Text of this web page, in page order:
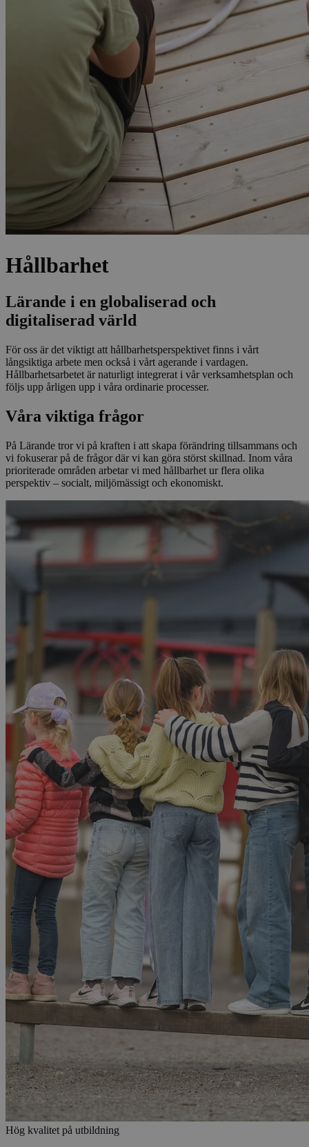
Hållbarhet
Lärande i en globaliserad och
digitaliserad värld​​​​‌ ‍ ​‍​‍‌‍ ‌ ​‍‌‍‍‌‌‍‌ ‌‍‍‌‌‍ ‍​‍​‍​ ‍‍​‍​‍‌ ​ ‌‍​‌‌‍ ‍‌‍‍‌‌ ‌​‌ ‍‌​‍ ‍‌‍‍‌‌‍ ​‍​‍​‍ ​​‍​‍‌‍‍​‌ ​‍‌‍‌‌‌‍‌‍​‍​‍​ ‍‍​‍​‍​‍ ‌ ​ ‌ ‌​‌ ‌‌‌‍‌​‌‍‍‌‌‍ ​‍ ‌‍‍‌‌‍ ‍‌ ‌​‌‍‌‌‌‍ ‍‌ ‌​​‍ ‌‍‌‌‌‍‌​‌‍‍‌‌ ‌​​‍ ‌‍ ‌‌‍ ‌‍‌​‌‍‌‌​ ‌‌ ​​‌ ​‍‌‍‌‌‌ ​ ‌‍‌‌‌‍ ‍‌ ‌​‌‍​‌‌ ‌​‌‍‍‌‌‍ ‌‍ ‍​ ‍ ‌‍‍‌‌‍‌​​ ‌​ ​‌​ ​‌​ ‌‌‌‍‌‍​ ​‌‌‍‌‌‌‍​‍​ ‌‌​‍ ‌​ ‌​​ ‌​‌‍​‌‌‍‌‍​‍ ‌​ ‌​​ ​ ​ ‌ ‌‍‌‌​‍ ‌‌‍​‍​ ​‍‌‍​‍​ ‌‍​‍ ‌‌‍‌‍‌‍​ ​ ‍‌‌‍‌​​ ​‌‌‍​‌​ ‌ ​ ‌‍​ ‍​​ ​ ‌‍​‌​ ​‌​ ‍ ‌ ‌​‌ ‍‌‌ ​​‌‍‌‌​ ‌‌‍​‌‌ ​‍‌ ‌​‌‍‍‌‌‍​ ‌‍ ​‌‍‌‌‌‌​​‌‍​‌‌‍‌ ‌‍‌‌​ ‍ ‌ ​​‌‍​‌‌ ‌​‌‍‍​​ ‌‌ ​​‌‍​‌‌‍‌ ‌‍‌‌‌​​‍‌ ‌‌‌‍‍‌‌‍ ​‌‍‌​‌‍‌‌‌ ​‍​‍‌‌​ ‌‌‌​​‍‌‌ ‌‍‍ ‌‍‌‌‌ ‍‌​‍‌‌​ ​ ‌​‌​​‍‌‌​ ​ ‌​‌​​‍‌‌​ ​‍​ ​‍​ ‌ ​ ​‌‌‍‌‌​ ‌‍​ ‌ ‌‍‌​​ ‌​​ ​‌​ ‌​​ ‌ ‌‍​ ​ ‌‍​‍‌‌​ ​‍​ ​‍​‍‌‌​ ‌‌‌​‌​​‍ ‍‌‍​ ‌‍ ‌‍ ‍‌ ‌​‌‍‌‌‌‍ ‍‌ ‌​​‍‌‌​ ‌‌‌​​‍‌‌ ‌‍‍ ‌‍‌‌‌ ‍‌​‍‌‌​ ​ ‌​‌​​‍‌‌​ ​ ‌​‌​​‍‌‌​ ​‍​ ​‍​ ‍‌​ ​‍​ ​ ​ ‌​​ ‌‍‌‍​‌​ ​‍​ ‌ ‌‍​‌‌‍​‌‌‍​‍​ ‍​​‍‌‌​ ​‍​ ​‍​‍‌‌​ ‌‌‌​‌​​‍ ‍‌‍​ ‌‍‍​‌‍‍‌‌‍ ​‌‍‌​‌ ​‍‌‍‌‌‌‍ ‍​‍‌‌​ ‌‌‌​​‍‌‌ ‌‍‍ ‌‍‌‌‌ ‍‌​‍‌‌​ ​ ‌​‌​​‍‌‌​ ​ ‌​‌​​‍‌‌​ ​‍​ ​‍‌‍‌​​ ‌‍​ ‌‌‌‍​‍‌‍​ ‌‍‌​​ ​ ​ ‍​​ ​​​ ​‍​ ​‌​ ​​​‍‌‌​ ​‍​ ​‍​‍‌‌​ ‌‌‌​‌​​‍ ‍‌ ‌​‌‍‌‌‌ ‍​‌ ‌​​ ‌‍​‍‌‍​‌‌ ​ ‌‍‌‌‌‌‌‌‌ ​‍‌‍ ​​ ‌​‍‌‌​ ​‍‌​‌‍‌ ​ ‌ ‌​‌ ‌‌‌‍‌​‌‍‍‌‌‍ ​‍‌‍‌‍‍‌‌‍‌​​ ‌​ ​‌​ ​‌​ ‌‌‌‍‌‍​ ​‌‌‍‌‌‌‍​‍​ ‌‌​‍ ‌​ ‌​​ ‌​‌‍​‌‌‍‌‍​‍ ‌​ ‌​​ ​ ​ ‌ ‌‍‌‌​‍ ‌‌‍​‍​ ​‍‌‍​‍​ ‌‍​‍ ‌‌‍‌‍‌‍​ ​ ‍‌‌‍‌​​ ​‌‌‍​‌​ ‌ ​ ‌‍​ ‍​​ ​ ‌‍​‌​ ​‌​‍‌‍‌ ‌​‌ ‍‌‌ ​​‌‍‌‌​ ‌‌‍​‌‌ ​‍‌ ‌​‌‍‍‌‌‍​ ‌‍ ​‌‍‌‌‌‌​​‌‍​‌‌‍‌ ‌‍‌‌​‍‌‍‌ ​​‌‍​‌‌ ‌​‌‍‍​​ ‌‌ ​​‌‍​‌‌‍‌ ‌‍‌‌‌​​‍‌ ‌‌‌‍‍‌‌‍ ​‌‍‌​‌‍‌‌‌ ​‍​‍‌‌​ ‌‌‌​​‍‌‌ ‌‍‍ ‌‍‌‌‌ ‍‌​‍‌‌​ ​ ‌​‌​​‍‌‌​ ​ ‌​‌​​‍‌‌​ ​‍​ ​‍​ ‌ ​ ​‌‌‍‌‌​ ‌‍​ ‌ ‌‍‌​​ ‌​​ ​‌​ ‌​​ ‌ ‌‍​ ​ ‌‍​‍‌‌​ ​‍​ ​‍​‍‌‌​ ‌‌‌​‌​​‍ ‍‌‍​ ‌‍ ‌‍ ‍‌ ‌​‌‍‌‌‌‍ ‍‌ ‌​​‍‌‌​ ‌‌‌​​‍‌‌ ‌‍‍ ‌‍‌‌‌ ‍‌​‍‌‌​ ​ ‌​‌​​‍‌‌​ ​ ‌​‌​​‍‌‌​ ​‍​ ​‍​ ‍‌​ ​‍​ ​ ​ ‌​​ ‌‍‌‍​‌​ ​‍​ ‌ ‌‍​‌‌‍​‌‌‍​‍​ ‍​​‍‌‌​ ​‍​ ​‍​‍‌‌​ ‌‌‌​‌​​‍ ‍‌‍​ ‌‍‍​‌‍‍‌‌‍ ​‌‍‌​‌ ​‍‌‍‌‌‌‍ ‍​‍‌‌​ ‌‌‌​​‍‌‌ ‌‍‍ ‌‍‌‌‌ ‍‌​‍‌‌​ ​ ‌​‌​​‍‌‌​ ​ ‌​‌​​‍‌‌​ ​‍​ ​‍‌‍‌​​ ‌‍​ ‌‌‌‍​‍‌‍​ ‌‍‌​​ ​ ​ ‍​​ ​​​ ​‍​ ​‌​ ​​​‍‌‌​ ​‍​ ​‍​‍‌‌​ ‌‌‌​‌​​‍ ‍‌ ‌​‌‍‌‌‌ ‍​‌ ‌​​‍‌‍‌ ​​‌‍‌‌‌ ​‍‌ ​ ‌ ​​‌‍‌‌‌‍​ ‌ ‌​‌‍‍‌‌ ‌‍‌‍‌‌​ ‌‌ ​​‌ ‌‌‌‍​‍‌‍ ​‌‍‍‌‌ ​ ‌‍‍​‌‍‌‌‌‍‌​​‍​‍‌ ‌
För oss är det viktigt att hållbarhetsperspektivet finns i vårt
långsiktiga arbete men också i vårt agerande i vardagen.
Hållbarhetsarbetet är naturligt integrerat i vår verksamhetsplan och
följs upp årligen upp i våra ordinarie processer.​​​​‌ ‍ ​‍​‍‌‍ ‌ ​‍‌‍‍‌‌‍‌ ‌‍‍‌‌‍ ‍​‍​‍​ ‍‍​‍​‍‌ ​ ‌‍​‌‌‍ ‍‌‍‍‌‌ ‌​‌ ‍‌​‍ ‍‌‍‍‌‌‍ ​‍​‍​‍ ​​‍​‍‌‍‍​‌ ​‍‌‍‌‌‌‍‌‍​‍​‍​ ‍‍​‍​‍​‍ ‌ ​ ‌ ‌​‌ ‌‌‌‍‌​‌‍‍‌‌‍ ​‍ ‌‍‍‌‌‍ ‍‌ ‌​‌‍‌‌‌‍ ‍‌ ‌​​‍ ‌‍‌‌‌‍‌​‌‍‍‌‌ ‌​​‍ ‌‍ ‌‌‍ ‌‍‌​‌‍‌‌​ ‌‌ ​​‌ ​‍‌‍‌‌‌ ​ ‌‍‌‌‌‍ ‍‌ ‌​‌‍​‌‌ ‌​‌‍‍‌‌‍ ‌‍ ‍​ ‍ ‌‍‍‌‌‍‌​​ ‌​ ​‌​ ​‌​ ‌‌‌‍‌‍​ ​‌‌‍‌‌‌‍​‍​ ‌‌​‍ ‌​ ‌​​ ‌​‌‍​‌‌‍‌‍​‍ ‌​ ‌​​ ​ ​ ‌ ‌‍‌‌​‍ ‌‌‍​‍​ ​‍‌‍​‍​ ‌‍​‍ ‌‌‍‌‍‌‍​ ​ ‍‌‌‍‌​​ ​‌‌‍​‌​ ‌ ​ ‌‍​ ‍​​ ​ ‌‍​‌​ ​‌​ ‍ ‌ ‌​‌ ‍‌‌ ​​‌‍‌‌​ ‌‌‍​‌‌ ​‍‌ ‌​‌‍‍‌‌‍​ ‌‍ ​‌‍‌‌‌‌​​‌‍​‌‌‍‌ ‌‍‌‌​ ‍ ‌ ​​‌‍​‌‌ ‌​‌‍‍​​ ‌‌ ​​‌‍​‌‌‍‌ ‌‍‌‌‌​​‍‌ ‌‌‌‍‍‌‌‍ ​‌‍‌​‌‍‌‌‌ ​‍​‍‌‌​ ‌‌‌​​‍‌‌ ‌‍‍ ‌‍‌‌‌ ‍‌​‍‌‌​ ​ ‌​‌​​‍‌‌​ ​ ‌​‌​​‍‌‌​ ​‍​ ​‍​ ‌ ​ ​‌‌‍‌‌​ ‌‍​ ‌ ‌‍‌​​ ‌​​ ​‌​ ‌​​ ‌ ‌‍​ ​ ‌‍​‍‌‌​ ​‍​ ​‍​‍‌‌​ ‌‌‌​‌​​‍ ‍‌‍​ ‌‍ ‌‍ ‍‌ ‌​‌‍‌‌‌‍ ‍‌ ‌​​‍‌‌​ ‌‌‌​​‍‌‌ ‌‍‍ ‌‍‌‌‌ ‍‌​‍‌‌​ ​ ‌​‌​​‍‌‌​ ​ ‌​‌​​‍‌‌​ ​‍​ ​‍​ ​​​ ‍‌​ ​‌​ ‍‌​ ​ ​ ‌‌‌‍‌‍​ ‌​​ ​​‌‍​‍‌‍​‍​ ‌‍​‍‌‌​ ​‍​ ​‍​‍‌‌​ ‌‌‌​‌​​‍ ‍‌‍​ ‌‍‍​‌‍‍‌‌‍ ​‌‍‌​‌ ​‍‌‍‌‌‌‍ ‍​‍‌‌​ ‌‌‌​​‍‌‌ ‌‍‍ ‌‍‌‌‌ ‍‌​‍‌‌​ ​ ‌​‌​​‍‌‌​ ​ ‌​‌​​‍‌‌​ ​‍​ ​‍‌‍​ ​ ​‌​ ‌‍​ ​ ‌‍‌‌​ ‌​‌‍​ ​ ​ ​ ​​‌‍​ ​ ‍​‌‍​ ​‍‌‌​ ​‍​ ​‍​‍‌‌​ ‌‌‌​‌​​‍ ‍‌ ‌​‌‍‌‌‌ ‍​‌ ‌​​ ‌‍​‍‌‍​‌‌ ​ ‌‍‌‌‌‌‌‌‌ ​‍‌‍ ​​ ‌​‍‌‌​ ​‍‌​‌‍‌ ​ ‌ ‌​‌ ‌‌‌‍‌​‌‍‍‌‌‍ ​‍‌‍‌‍‍‌‌‍‌​​ ‌​ ​‌​ ​‌​ ‌‌‌‍‌‍​ ​‌‌‍‌‌‌‍​‍​ ‌‌​‍ ‌​ ‌​​ ‌​‌‍​‌‌‍‌‍​‍ ‌​ ‌​​ ​ ​ ‌ ‌‍‌‌​‍ ‌‌‍​‍​ ​‍‌‍​‍​ ‌‍​‍ ‌‌‍‌‍‌‍​ ​ ‍‌‌‍‌​​ ​‌‌‍​‌​ ‌ ​ ‌‍​ ‍​​ ​ ‌‍​‌​ ​‌​‍‌‍‌ ‌​‌ ‍‌‌ ​​‌‍‌‌​ ‌‌‍​‌‌ ​‍‌ ‌​‌‍‍‌‌‍​ ‌‍ ​‌‍‌‌‌‌​​‌‍​‌‌‍‌ ‌‍‌‌​‍‌‍‌ ​​‌‍​‌‌ ‌​‌‍‍​​ ‌‌ ​​‌‍​‌‌‍‌ ‌‍‌‌‌​​‍‌ ‌‌‌‍‍‌‌‍ ​‌‍‌​‌‍‌‌‌ ​‍​‍‌‌​ ‌‌‌​​‍‌‌ ‌‍‍ ‌‍‌‌‌ ‍‌​‍‌‌​ ​ ‌​‌​​‍‌‌​ ​ ‌​‌​​‍‌‌​ ​‍​ ​‍​ ‌ ​ ​‌‌‍‌‌​ ‌‍​ ‌ ‌‍‌​​ ‌​​ ​‌​ ‌​​ ‌ ‌‍​ ​ ‌‍​‍‌‌​ ​‍​ ​‍​‍‌‌​ ‌‌‌​‌​​‍ ‍‌‍​ ‌‍ ‌‍ ‍‌ ‌​‌‍‌‌‌‍ ‍‌ ‌​​‍‌‌​ ‌‌‌​​‍‌‌ ‌‍‍ ‌‍‌‌‌ ‍‌​‍‌‌​ ​ ‌​‌​​‍‌‌​ ​ ‌​‌​​‍‌‌​ ​‍​ ​‍​ ​​​ ‍‌​ ​‌​ ‍‌​ ​ ​ ‌‌‌‍‌‍​ ‌​​ ​​‌‍​‍‌‍​‍​ ‌‍​‍‌‌​ ​‍​ ​‍​‍‌‌​ ‌‌‌​‌​​‍ ‍‌‍​ ‌‍‍​‌‍‍‌‌‍ ​‌‍‌​‌ ​‍‌‍‌‌‌‍ ‍​‍‌‌​ ‌‌‌​​‍‌‌ ‌‍‍ ‌‍‌‌‌ ‍‌​‍‌‌​ ​ ‌​‌​​‍‌‌​ ​ ‌​‌​​‍‌‌​ ​‍​ ​‍‌‍​ ​ ​‌​ ‌‍​ ​ ‌‍‌‌​ ‌​‌‍​ ​ ​ ​ ​​‌‍​ ​ ‍​‌‍​ ​‍‌‌​ ​‍​ ​‍​‍‌‌​ ‌‌‌​‌​​‍ ‍‌ ‌​‌‍‌‌‌ ‍​‌ ‌​​‍‌‍‌ ​​‌‍‌‌‌ ​‍‌ ​ ‌ ​​‌‍‌‌‌‍​ ‌ ‌​‌‍‍‌‌ ‌‍‌‍‌‌​ ‌‌ ​​‌ ‌‌‌‍​‍‌‍ ​‌‍‍‌‌ ​ ‌‍‍​‌‍‌‌‌‍‌​​‍​‍‌ ‌
Våra viktiga frågor​​​​‌ ‍ ​‍​‍‌‍ ‌ ​‍‌‍‍‌‌‍‌ ‌‍‍‌‌‍ ‍​‍​‍​ ‍‍​‍​‍‌ ​ ‌‍​‌‌‍ ‍‌‍‍‌‌ ‌​‌ ‍‌​‍ ‍‌‍‍‌‌‍ ​‍​‍​‍ ​​‍​‍‌‍‍​‌ ​‍‌‍‌‌‌‍‌‍​‍​‍​ ‍‍​‍​‍​‍ ‌ ​ ‌ ‌​‌ ‌‌‌‍‌​‌‍‍‌‌‍ ​‍ ‌‍‍‌‌‍ ‍‌ ‌​‌‍‌‌‌‍ ‍‌ ‌​​‍ ‌‍‌‌‌‍‌​‌‍‍‌‌ ‌​​‍ ‌‍ ‌‌‍ ‌‍‌​‌‍‌‌​ ‌‌ ​​‌ ​‍‌‍‌‌‌ ​ ‌‍‌‌‌‍ ‍‌ ‌​‌‍​‌‌ ‌​‌‍‍‌‌‍ ‌‍ ‍​ ‍ ‌‍‍‌‌‍‌​​ ‌​ ​‌​ ​‌​ ‌‌‌‍‌‍​ ​‌‌‍‌‌‌‍​‍​ ‌‌​‍ ‌​ ‌​​ ‌​‌‍​‌‌‍‌‍​‍ ‌​ ‌​​ ​ ​ ‌ ‌‍‌‌​‍ ‌‌‍​‍​ ​‍‌‍​‍​ ‌‍​‍ ‌‌‍‌‍‌‍​ ​ ‍‌‌‍‌​​ ​‌‌‍​‌​ ‌ ​ ‌‍​ ‍​​ ​ ‌‍​‌​ ​‌​ ‍ ‌ ‌​‌ ‍‌‌ ​​‌‍‌‌​ ‌‌‍​‌‌ ​‍‌ ‌​‌‍‍‌‌‍​ ‌‍ ​‌‍‌‌‌‌​​‌‍​‌‌‍‌ ‌‍‌‌​ ‍ ‌ ​​‌‍​‌‌ ‌​‌‍‍​​ ‌‌ ​​‌‍​‌‌‍‌ ‌‍‌‌‌​​‍‌ ‌‌‌‍‍‌‌‍ ​‌‍‌​‌‍‌‌‌ ​‍​‍‌‌​ ‌‌‌​​‍‌‌ ‌‍‍ ‌‍‌‌‌ ‍‌​‍‌‌​ ​ ‌​‌​​‍‌‌​ ​ ‌​‌​​‍‌‌​ ​‍​ ​‍‌‍​ ‌‍​‌​ ​ ​ ​ ​ ‍​‌‍​‌‌‍‌‍​ ​‌‌‍​‌​ ‍‌​ ‌‍​ ‌ ​‍‌‌​ ​‍​ ​‍​‍‌‌​ ‌‌‌​‌​​‍ ‍‌‍​ ‌‍ ‌‍ ‍‌ ‌​‌‍‌‌‌‍ ‍‌ ‌​​‍‌‌​ ‌‌‌​​‍‌‌ ‌‍‍ ‌‍‌‌‌ ‍‌​‍‌‌​ ​ ‌​‌​​‍‌‌​ ​ ‌​‌​​‍‌‌​ ​‍​ ​‍​ ‍​​ ​‍‌‍​‌​ ‍​​ ​​‌‍‌‌​ ‌‌‌‍​‍‌‍‌​​ ​‌​ ​‌‌‍​‍​‍‌‌​ ​‍​ ​‍​‍‌‌​ ‌‌‌​‌​​‍ ‍‌‍​ ‌‍‍​‌‍‍‌‌‍ ​‌‍‌​‌ ​‍‌‍‌‌‌‍ ‍​‍‌‌​ ‌‌‌​​‍‌‌ ‌‍‍ ‌‍‌‌‌ ‍‌​‍‌‌​ ​ ‌​‌​​‍‌‌​ ​ ‌​‌​​‍‌‌​ ​‍​ ​‍‌‍‌‍​ ‌​​ ​‍‌‍​ ​ ‍​​ ‌ ​ ​‌‌‍​‍​ ‌‌​ ​‌​ ‌‍​ ​‍​‍‌‌​ ​‍​ ​‍​‍‌‌​ ‌‌‌​‌​​‍ ‍‌ ‌​‌‍‌‌‌ ‍​‌ ‌​​ ‌‍​‍‌‍​‌‌ ​ ‌‍‌‌‌‌‌‌‌ ​‍‌‍ ​​ ‌​‍‌‌​ ​‍‌​‌‍‌ ​ ‌ ‌​‌ ‌‌‌‍‌​‌‍‍‌‌‍ ​‍‌‍‌‍‍‌‌‍‌​​ ‌​ ​‌​ ​‌​ ‌‌‌‍‌‍​ ​‌‌‍‌‌‌‍​‍​ ‌‌​‍ ‌​ ‌​​ ‌​‌‍​‌‌‍‌‍​‍ ‌​ ‌​​ ​ ​ ‌ ‌‍‌‌​‍ ‌‌‍​‍​ ​‍‌‍​‍​ ‌‍​‍ ‌‌‍‌‍‌‍​ ​ ‍‌‌‍‌​​ ​‌‌‍​‌​ ‌ ​ ‌‍​ ‍​​ ​ ‌‍​‌​ ​‌​‍‌‍‌ ‌​‌ ‍‌‌ ​​‌‍‌‌​ ‌‌‍​‌‌ ​‍‌ ‌​‌‍‍‌‌‍​ ‌‍ ​‌‍‌‌‌‌​​‌‍​‌‌‍‌ ‌‍‌‌​‍‌‍‌ ​​‌‍​‌‌ ‌​‌‍‍​​ ‌‌ ​​‌‍​‌‌‍‌ ‌‍‌‌‌​​‍‌ ‌‌‌‍‍‌‌‍ ​‌‍‌​‌‍‌‌‌ ​‍​‍‌‌​ ‌‌‌​​‍‌‌ ‌‍‍ ‌‍‌‌‌ ‍‌​‍‌‌​ ​ ‌​‌​​‍‌‌​ ​ ‌​‌​​‍‌‌​ ​‍​ ​‍‌‍​ ‌‍​‌​ ​ ​ ​ ​ ‍​‌‍​‌‌‍‌‍​ ​‌‌‍​‌​ ‍‌​ ‌‍​ ‌ ​‍‌‌​ ​‍​ ​‍​‍‌‌​ ‌‌‌​‌​​‍ ‍‌‍​ ‌‍ ‌‍ ‍‌ ‌​‌‍‌‌‌‍ ‍‌ ‌​​‍‌‌​ ‌‌‌​​‍‌‌ ‌‍‍ ‌‍‌‌‌ ‍‌​‍‌‌​ ​ ‌​‌​​‍‌‌​ ​ ‌​‌​​‍‌‌​ ​‍​ ​‍​ ‍​​ ​‍‌‍​‌​ ‍​​ ​​‌‍‌‌​ ‌‌‌‍​‍‌‍‌​​ ​‌​ ​‌‌‍​‍​‍‌‌​ ​‍​ ​‍​‍‌‌​ ‌‌‌​‌​​‍ ‍‌‍​ ‌‍‍​‌‍‍‌‌‍ ​‌‍‌​‌ ​‍‌‍‌‌‌‍ ‍​‍‌‌​ ‌‌‌​​‍‌‌ ‌‍‍ ‌‍‌‌‌ ‍‌​‍‌‌​ ​ ‌​‌​​‍‌‌​ ​ ‌​‌​​‍‌‌​ ​‍​ ​‍‌‍‌‍​ ‌​​ ​‍‌‍​ ​ ‍​​ ‌ ​ ​‌‌‍​‍​ ‌‌​ ​‌​ ‌‍​ ​‍​‍‌‌​ ​‍​ ​‍​‍‌‌​ ‌‌‌​‌​​‍ ‍‌ ‌​‌‍‌‌‌ ‍​‌ ‌​​‍‌‍‌ ​​‌‍‌‌‌ ​‍‌ ​ ‌ ​​‌‍‌‌‌‍​ ‌ ‌​‌‍‍‌‌ ‌‍‌‍‌‌​ ‌‌ ​​‌ ‌‌‌‍​‍‌‍ ​‌‍‍‌‌ ​ ‌‍‍​‌‍‌‌‌‍‌​​‍​‍‌ ‌
På Lärande tror vi på kraften i att skapa förändring tillsammans och
vi fokuserar på de frågor där vi kan göra störst skillnad. Inom våra
prioriterade områden arbetar vi med hållbarhet ur flera olika
perspektiv – socialt, miljömässigt och ekonomiskt.​​​​‌ ‍ ​‍​‍‌‍ ‌ ​‍‌‍‍‌‌‍‌ ‌‍‍‌‌‍ ‍​‍​‍​ ‍‍​‍​‍‌ ​ ‌‍​‌‌‍ ‍‌‍‍‌‌ ‌​‌ ‍‌​‍ ‍‌‍‍‌‌‍ ​‍​‍​‍ ​​‍​‍‌‍‍​‌ ​‍‌‍‌‌‌‍‌‍​‍​‍​ ‍‍​‍​‍​‍ ‌ ​ ‌ ‌​‌ ‌‌‌‍‌​‌‍‍‌‌‍ ​‍ ‌‍‍‌‌‍ ‍‌ ‌​‌‍‌‌‌‍ ‍‌ ‌​​‍ ‌‍‌‌‌‍‌​‌‍‍‌‌ ‌​​‍ ‌‍ ‌‌‍ ‌‍‌​‌‍‌‌​ ‌‌ ​​‌ ​‍‌‍‌‌‌ ​ ‌‍‌‌‌‍ ‍‌ ‌​‌‍​‌‌ ‌​‌‍‍‌‌‍ ‌‍ ‍​ ‍ ‌‍‍‌‌‍‌​​ ‌​ ​‌​ ​‌​ ‌‌‌‍‌‍​ ​‌‌‍‌‌‌‍​‍​ ‌‌​‍ ‌​ ‌​​ ‌​‌‍​‌‌‍‌‍​‍ ‌​ ‌​​ ​ ​ ‌ ‌‍‌‌​‍ ‌‌‍​‍​ ​‍‌‍​‍​ ‌‍​‍ ‌‌‍‌‍‌‍​ ​ ‍‌‌‍‌​​ ​‌‌‍​‌​ ‌ ​ ‌‍​ ‍​​ ​ ‌‍​‌​ ​‌​ ‍ ‌ ‌​‌ ‍‌‌ ​​‌‍‌‌​ ‌‌‍​‌‌ ​‍‌ ‌​‌‍‍‌‌‍​ ‌‍ ​‌‍‌‌‌‌​​‌‍​‌‌‍‌ ‌‍‌‌​ ‍ ‌ ​​‌‍​‌‌ ‌​‌‍‍​​ ‌‌ ​​‌‍​‌‌‍‌ ‌‍‌‌‌​​‍‌ ‌‌‌‍‍‌‌‍ ​‌‍‌​‌‍‌‌‌ ​‍​‍‌‌​ ‌‌‌​​‍‌‌ ‌‍‍ ‌‍‌‌‌ ‍‌​‍‌‌​ ​ ‌​‌​​‍‌‌​ ​ ‌​‌​​‍‌‌​ ​‍​ ​‍‌‍​ ‌‍​‌​ ​ ​ ​ ​ ‍​‌‍​‌‌‍‌‍​ ​‌‌‍​‌​ ‍‌​ ‌‍​ ‌ ​‍‌‌​ ​‍​ ​‍​‍‌‌​ ‌‌‌​‌​​‍ ‍‌‍​ ‌‍ ‌‍ ‍‌ ‌​‌‍‌‌‌‍ ‍‌ ‌​​‍‌‌​ ‌‌‌​​‍‌‌ ‌‍‍ ‌‍‌‌‌ ‍‌​‍‌‌​ ​ ‌​‌​​‍‌‌​ ​ ‌​‌​​‍‌‌​ ​‍​ ​‍​ ​​​ ‌‌​ ​‍‌‍‌‌‌‍‌‍​ ‍‌​ ‌‌​ ‌ ​ ‍‌‌‍​‌‌‍​‌​ ‌‌​‍‌‌​ ​‍​ ​‍​‍‌‌​ ‌‌‌​‌​​‍ ‍‌‍​ ‌‍‍​‌‍‍‌‌‍ ​‌‍‌​‌ ​‍‌‍‌‌‌‍ ‍​‍‌‌​ ‌‌‌​​‍‌‌ ‌‍‍ ‌‍‌‌‌ ‍‌​‍‌‌​ ​ ‌​‌​​‍‌‌​ ​ ‌​‌​​‍‌‌​ ​‍​ ​‍‌‍​ ​ ​​​ ​​​ ‌​​ ‌‌​ ‌‍‌‍​ ‌‍​‌‌‍​ ​ ​‌‌‍‌​‌‍​‌​‍‌‌​ ​‍​ ​‍​‍‌‌​ ‌‌‌​‌​​‍ ‍‌ ‌​‌‍‌‌‌ ‍​‌ ‌​​ ‌‍​‍‌‍​‌‌ ​ ‌‍‌‌‌‌‌‌‌ ​‍‌‍ ​​ ‌​‍‌‌​ ​‍‌​‌‍‌ ​ ‌ ‌​‌ ‌‌‌‍‌​‌‍‍‌‌‍ ​‍‌‍‌‍‍‌‌‍‌​​ ‌​ ​‌​ ​‌​ ‌‌‌‍‌‍​ ​‌‌‍‌‌‌‍​‍​ ‌‌​‍ ‌​ ‌​​ ‌​‌‍​‌‌‍‌‍​‍ ‌​ ‌​​ ​ ​ ‌ ‌‍‌‌​‍ ‌‌‍​‍​ ​‍‌‍​‍​ ‌‍​‍ ‌‌‍‌‍‌‍​ ​ ‍‌‌‍‌​​ ​‌‌‍​‌​ ‌ ​ ‌‍​ ‍​​ ​ ‌‍​‌​ ​‌​‍‌‍‌ ‌​‌ ‍‌‌ ​​‌‍‌‌​ ‌‌‍​‌‌ ​‍‌ ‌​‌‍‍‌‌‍​ ‌‍ ​‌‍‌‌‌‌​​‌‍​‌‌‍‌ ‌‍‌‌​‍‌‍‌ ​​‌‍​‌‌ ‌​‌‍‍​​ ‌‌ ​​‌‍​‌‌‍‌ ‌‍‌‌‌​​‍‌ ‌‌‌‍‍‌‌‍ ​‌‍‌​‌‍‌‌‌ ​‍​‍‌‌​ ‌‌‌​​‍‌‌ ‌‍‍ ‌‍‌‌‌ ‍‌​‍‌‌​ ​ ‌​‌​​‍‌‌​ ​ ‌​‌​​‍‌‌​ ​‍​ ​‍‌‍​ ‌‍​‌​ ​ ​ ​ ​ ‍​‌‍​‌‌‍‌‍​ ​‌‌‍​‌​ ‍‌​ ‌‍​ ‌ ​‍‌‌​ ​‍​ ​‍​‍‌‌​ ‌‌‌​‌​​‍ ‍‌‍​ ‌‍ ‌‍ ‍‌ ‌​‌‍‌‌‌‍ ‍‌ ‌​​‍‌‌​ ‌‌‌​​‍‌‌ ‌‍‍ ‌‍‌‌‌ ‍‌​‍‌‌​ ​ ‌​‌​​‍‌‌​ ​ ‌​‌​​‍‌‌​ ​‍​ ​‍​ ​​​ ‌‌​ ​‍‌‍‌‌‌‍‌‍​ ‍‌​ ‌‌​ ‌ ​ ‍‌‌‍​‌‌‍​‌​ ‌‌​‍‌‌​ ​‍​ ​‍​‍‌‌​ ‌‌‌​‌​​‍ ‍‌‍​ ‌‍‍​‌‍‍‌‌‍ ​‌‍‌​‌ ​‍‌‍‌‌‌‍ ‍​‍‌‌​ ‌‌‌​​‍‌‌ ‌‍‍ ‌‍‌‌‌ ‍‌​‍‌‌​ ​ ‌​‌​​‍‌‌​ ​ ‌​‌​​‍‌‌​ ​‍​ ​‍‌‍​ ​ ​​​ ​​​ ‌​​ ‌‌​ ‌‍‌‍​ ‌‍​‌‌‍​ ​ ​‌‌‍‌​‌‍​‌​‍‌‌​ ​‍​ ​‍​‍‌‌​ ‌‌‌​‌​​‍ ‍‌ ‌​‌‍‌‌‌ ‍​‌ ‌​​‍‌‍‌ ​​‌‍‌‌‌ ​‍‌ ​ ‌ ​​‌‍‌‌‌‍​ ‌ ‌​‌‍‍‌‌ ‌‍‌‍‌‌​ ‌‌ ​​‌ ‌‌‌‍​‍‌‍ ​‌‍‍‌‌ ​ ‌‍‍​‌‍‌‌‌‍‌​​‍​‍‌ ‌
Hög kvalitet på utbildning​​​​‌ ‍ ​‍​‍‌‍ ‌ ​‍‌‍‍‌‌‍‌ ‌‍‍‌‌‍ ‍​‍​‍​ ‍‍​‍​‍‌ ​ ‌‍​‌‌‍ ‍‌‍‍‌‌ ‌​‌ ‍‌​‍ ‍‌‍‍‌‌‍ ​‍​‍​‍ ​​‍​‍‌‍‍​‌ ​‍‌‍‌‌‌‍‌‍​‍​‍​ ‍‍​‍​‍​‍ ‌ ​ ‌ ‌​‌ ‌‌‌‍‌​‌‍‍‌‌‍ ​‍ ‌‍‍‌‌‍ ‍‌ ‌​‌‍‌‌‌‍ ‍‌ ‌​​‍ ‌‍‌‌‌‍‌​‌‍‍‌‌ ‌​​‍ ‌‍ ‌‌‍ ‌‍‌​‌‍‌‌​ ‌‌ ​​‌ ​‍‌‍‌‌‌ ​ ‌‍‌‌‌‍ ‍‌ ‌​‌‍​‌‌ ‌​‌‍‍‌‌‍ ‌‍ ‍​ ‍ ‌‍‍‌‌‍‌​​ ‌​ ​‌​ ​‌​ ‌‌‌‍‌‍​ ​‌‌‍‌‌‌‍​‍​ ‌‌​‍ ‌​ ‌​​ ‌​‌‍​‌‌‍‌‍​‍ ‌​ ‌​​ ​ ​ ‌ ‌‍‌‌​‍ ‌‌‍​‍​ ​‍‌‍​‍​ ‌‍​‍ ‌‌‍‌‍‌‍​ ​ ‍‌‌‍‌​​ ​‌‌‍​‌​ ‌ ​ ‌‍​ ‍​​ ​ ‌‍​‌​ ​‌​ ‍ ‌ ‌​‌ ‍‌‌ ​​‌‍‌‌​ ‌‌‍​‌‌ ​‍‌ ‌​‌‍‍‌‌‍​ ‌‍ ​‌‍‌‌‌‌​​‌‍​‌‌‍‌ ‌‍‌‌​ ‍ ‌ ​​‌‍​‌‌ ‌​‌‍‍​​ ‌‌ ​​‌‍​‌‌‍‌ ‌‍‌‌‌​​‍‌ ‌‌‌‍‍‌‌‍ ​‌‍‌​‌‍‌‌‌ ​‍​‍‌‌​ ‌‌‌​​‍‌‌ ‌‍‍ ‌‍‌‌‌ ‍‌​‍‌‌​ ​ ‌​‌​​‍‌‌​ ​ ‌​‌​​‍‌‌​ ​‍​ ​‍​ ‌ ‌‍‌‍‌‍​‍‌‍‌​​ ‍‌​ ‌​‌‍‌‍‌‍‌​‌‍​ ​ ‌ ​ ‍‌‌‍‌​​‍‌‌​ ​‍​ ​‍​‍‌‌​ ‌‌‌​‌​​‍ ‍‌ ‌ ‌‍‌‌‌‍‌‌‌‍‍ ‌ ​ ​‍‌‌​ ‌‌‌​​‍‌‌ ‌‍‍ ‌‍‌‌‌ ‍‌​‍‌‌​ ​ ‌​‌​​‍‌‌​ ​ ‌​‌​​‍‌‌​ ​‍​ ​‍​ ‌ ‌‍‌‍‌‍‌‌​ ​​‌‍​‍‌‍‌‌​ ​​​ ​‍​ ​ ​ ​‍​ ‍‌​ ​​​‍‌‌​ ​‍​ ​‍​‍‌‌​ ‌‌‌​‌​​‍ ‍‌ ​ ‌‍​ ‌‍‍​‌‍‌‌‌‍‌​‌ ‌‌‌‍ ​‌‍‌‌​‍‌‌​ ‌‌‌​​‍‌‌ ‌‍‍ ‌‍‌‌‌ ‍‌​‍‌‌​ ​ ‌​‌​​‍‌‌​ ​ ‌​‌​​‍‌‌​ ​‍​ ​‍​ ‍​​ ‌​‌‍​ ​ ‌‌​ ‌‍​ ‍​​ ‍​​ ​‍​ ​‍‌‍‌‍​ ‌‌​ ‌‌​‍‌‌​ ​‍​ ​‍​‍‌‌​ ‌‌‌​‌​​‍ ‍‌‍‍​‌‍‌‌‌‍​‌‌‍‌​‌‍‍‌‌‍ ‍‌‍‌ ​ ‌‍​‍‌‍​‌‌ ​ ‌‍‌‌‌‌‌‌‌ ​‍‌‍ ​​ ‌​‍‌‌​ ​‍‌​‌‍‌ ​ ‌ ‌​‌ ‌‌‌‍‌​‌‍‍‌‌‍ ​‍‌‍‌‍‍‌‌‍‌​​ ‌​ ​‌​ ​‌​ ‌‌‌‍‌‍​ ​‌‌‍‌‌‌‍​‍​ ‌‌​‍ ‌​ ‌​​ ‌​‌‍​‌‌‍‌‍​‍ ‌​ ‌​​ ​ ​ ‌ ‌‍‌‌​‍ ‌‌‍​‍​ ​‍‌‍​‍​ ‌‍​‍ ‌‌‍‌‍‌‍​ ​ ‍‌‌‍‌​​ ​‌‌‍​‌​ ‌ ​ ‌‍​ ‍​​ ​ ‌‍​‌​ ​‌​‍‌‍‌ ‌​‌ ‍‌‌ ​​‌‍‌‌​ ‌‌‍​‌‌ ​‍‌ ‌​‌‍‍‌‌‍​ ‌‍ ​‌‍‌‌‌‌​​‌‍​‌‌‍‌ ‌‍‌‌​‍‌‍‌ ​​‌‍​‌‌ ‌​‌‍‍​​ ‌‌ ​​‌‍​‌‌‍‌ ‌‍‌‌‌​​‍‌ ‌‌‌‍‍‌‌‍ ​‌‍‌​‌‍‌‌‌ ​‍​‍‌‌​ ‌‌‌​​‍‌‌ ‌‍‍ ‌‍‌‌‌ ‍‌​‍‌‌​ ​ ‌​‌​​‍‌‌​ ​ ‌​‌​​‍‌‌​ ​‍​ ​‍​ ‌ ‌‍‌‍‌‍​‍‌‍‌​​ ‍‌​ ‌​‌‍‌‍‌‍‌​‌‍​ ​ ‌ ​ ‍‌‌‍‌​​‍‌‌​ ​‍​ ​‍​‍‌‌​ ‌‌‌​‌​​‍ ‍‌ ‌ ‌‍‌‌‌‍‌‌‌‍‍ ‌ ​ ​‍‌‌​ ‌‌‌​​‍‌‌ ‌‍‍ ‌‍‌‌‌ ‍‌​‍‌‌​ ​ ‌​‌​​‍‌‌​ ​ ‌​‌​​‍‌‌​ ​‍​ ​‍​ ‌ ‌‍‌‍‌‍‌‌​ ​​‌‍​‍‌‍‌‌​ ​​​ ​‍​ ​ ​ ​‍​ ‍‌​ ​​​‍‌‌​ ​‍​ ​‍​‍‌‌​ ‌‌‌​‌​​‍ ‍‌ ​ ‌‍​ ‌‍‍​‌‍‌‌‌‍‌​‌ ‌‌‌‍ ​‌‍‌‌​‍‌‌​ ‌‌‌​​‍‌‌ ‌‍‍ ‌‍‌‌‌ ‍‌​‍‌‌​ ​ ‌​‌​​‍‌‌​ ​ ‌​‌​​‍‌‌​ ​‍​ ​‍​ ‍​​ ‌​‌‍​ ​ ‌‌​ ‌‍​ ‍​​ ‍​​ ​‍​ ​‍‌‍‌‍​ ‌‌​ ‌‌​‍‌‌​ ​‍​ ​‍​‍‌‌​ ‌‌‌​‌​​‍ ‍‌‍‍​‌‍‌‌‌‍​‌‌‍‌​‌‍‍‌‌‍ ‍‌‍‌ ​‍‌‍‌ ​​‌‍‌‌‌ ​‍‌ ​ ‌ ​​‌‍‌‌‌‍​ ‌ ‌​‌‍‍‌‌ ‌‍‌‍‌‌​ ‌‌ ​​‌ ‌‌‌‍​‍‌‍ ​‌‍‍‌‌ ​ ‌‍‍​‌‍‌‌‌‍‌​​‍​‍‌ ‌